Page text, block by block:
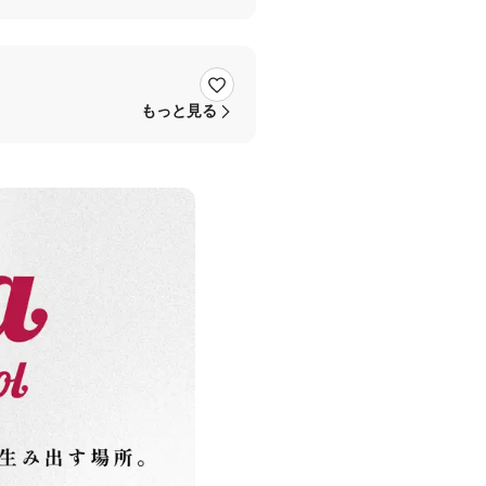
もっと見る